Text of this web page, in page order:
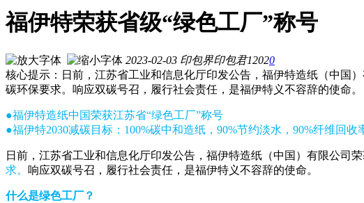
福伊特荣获省级“绿色工厂”称号
2023-02-03 印包界印包君12020
核心提示：日前，江苏省工业和信息化厅印发公告，福伊特造纸（中国
碳环保要求。响应双碳号召，履行社会责任，是福伊特义不容辞的使命。
●福伊特造纸中国荣获江苏省“绿色工厂”称号
●福伊特2030减碳目标：100%碳中和造纸，90%节约淡水，90%纤维回收
日前，江苏省工业和信息化厅印发公告，福伊特造纸（中国）有限公司
求。 响应双碳号召，履行社会责任，是福伊特义不容辞的使命。
什么是绿色工厂？